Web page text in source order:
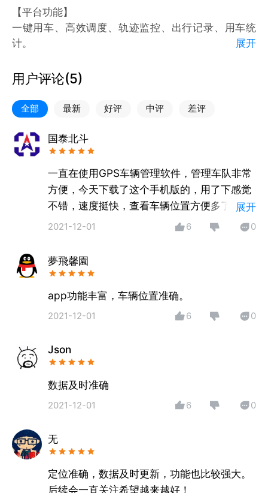
【平台功能】
一键用车、高效调度、轨迹监控、出行记录、用车统
计。
公务用车管理平台是由车联网云平台、北斗智能终端集
成的一套综合管理平台，平台采用了移动互联技术、车
联网技术、即时通讯等多种应用技术。平台支持在线用
车流程：用车申请、管理审批、调度派车、指派订单、
司机抢单、路线规划、途中打卡等全流程电子化管理。
【软件特点】
平台可满足各大、中、小企业，机关事业单位、车队等
不同类型的用户使用，可分级管理、多部门协同管理、
自定义用车类型、审批流等。
让用车管理便捷、高效、智能。
【助力数字化转型】
数据上云、赋能转型、降本增效。
展开
用户评论(5)
全部 最新 好评 中评 差评
国泰北斗
一直在使用GPS车辆管理软件，管理车队非常
方便，今天下载了这个手机版的，用了下感觉
不错，速度挺快，查看车辆位置方便多了，希
望能地图经常升级。
展开
2021-12-01 6 0
夢飛馨園
app功能丰富，车辆位置准确。
2021-12-01 6 0
Json
数据及时准确
2021-12-01 6 0
无
定位准确，数据及时更新，功能也比较强大。
后续会一直关注希望越来越好！